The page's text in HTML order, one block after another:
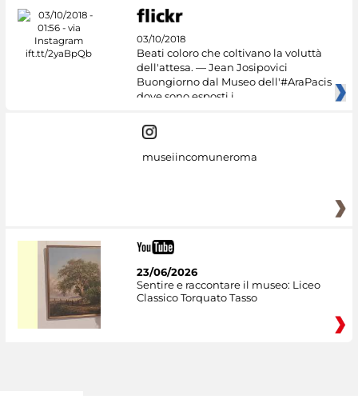
03/10/2018
Beati coloro che coltivano la voluttà
dell'attesa. — Jean Josipovici
Buongiorno dal Museo dell'#AraPacis
dove sono esposti i
museiincomuneroma
23/06/2026
Sentire e raccontare il museo: Liceo
Classico Torquato Tasso